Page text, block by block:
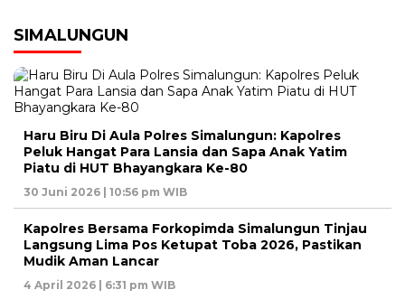
SIMALUNGUN
Haru Biru Di Aula Polres Simalungun: Kapolres
Peluk Hangat Para Lansia dan Sapa Anak Yatim
Piatu di HUT Bhayangkara Ke-80
30 Juni 2026 | 10:56 pm WIB
Kapolres Bersama Forkopimda Simalungun Tinjau
Langsung Lima Pos Ketupat Toba 2026, Pastikan
Mudik Aman Lancar
4 April 2026 | 6:31 pm WIB